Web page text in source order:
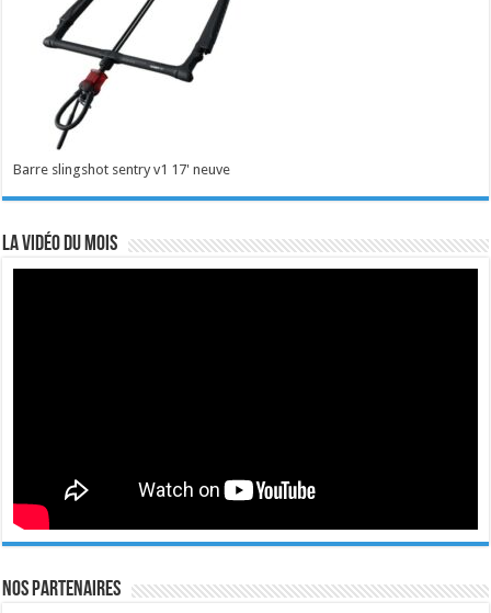
Barre slingshot sentry v1 17' neuve
La vidéo du mois
Nos Partenaires